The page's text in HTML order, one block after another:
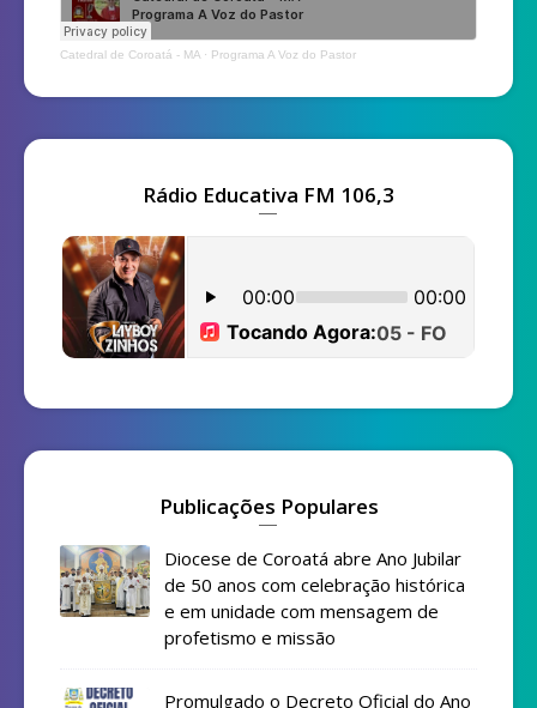
Catedral de Coroatá - MA · Programa A Voz do Pastor
Rádio Educativa FM 106,3
Publicações Populares
Diocese de Coroatá abre Ano Jubilar
de 50 anos com celebração histórica
e em unidade com mensagem de
profetismo e missão
Promulgado o Decreto Oficial do Ano